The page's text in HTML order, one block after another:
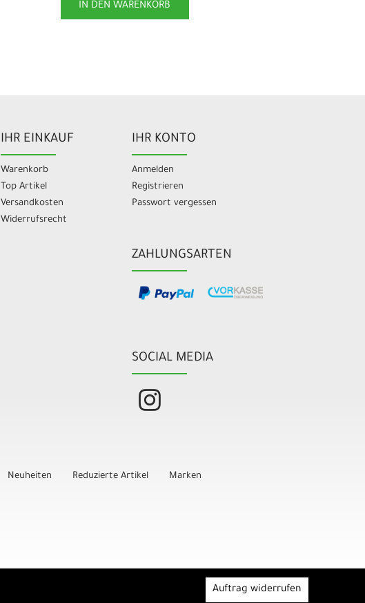
IN DEN WARENKORB
IHR EINKAUF
Warenkorb
Top Artikel
Versandkosten
Widerrufsrecht
IHR KONTO
Anmelden
Registrieren
Passwort vergessen
ZAHLUNGSARTEN
SOCIAL MEDIA
Neuheiten Reduzierte Artikel Marken
Auftrag widerrufen